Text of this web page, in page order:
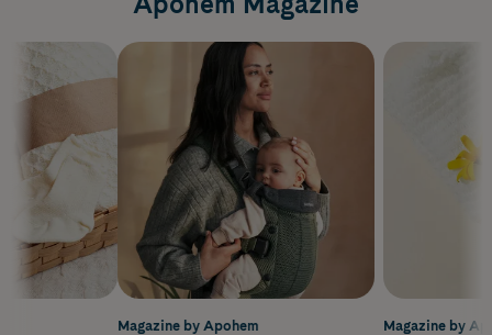
Magazine by
Magazine by Apohem